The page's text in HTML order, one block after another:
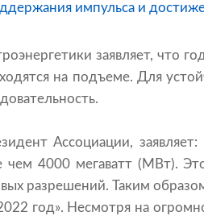
импульса и
заявляет, что
на подъеме. Для
Ассоциации,
чем 4000 мегаватт (МВт).
разрешений. Таким
год». Несмотря на